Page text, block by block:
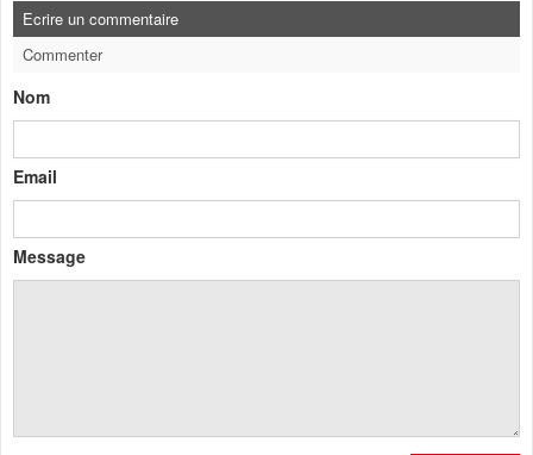
Ecrire un commentaire
Commenter
Nom
Email
Message